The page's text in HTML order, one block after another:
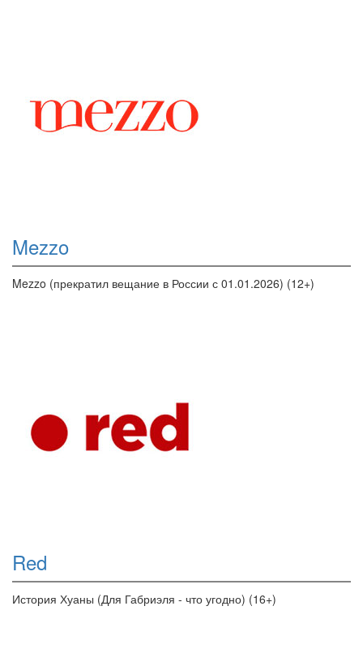
Mezzo
Mezzo (прекратил вещание в России с 01.01.2026) (12+)
Red
История Хуаны (Для Габриэля - что угодно) (16+)